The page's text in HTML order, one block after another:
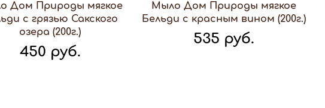
Дом Природы мягкое
с грязью Сакского
озера (200г.)
450 руб.
Мыло Дом Природы мягкое
Бельди с красным вином (200г.)
535 руб.